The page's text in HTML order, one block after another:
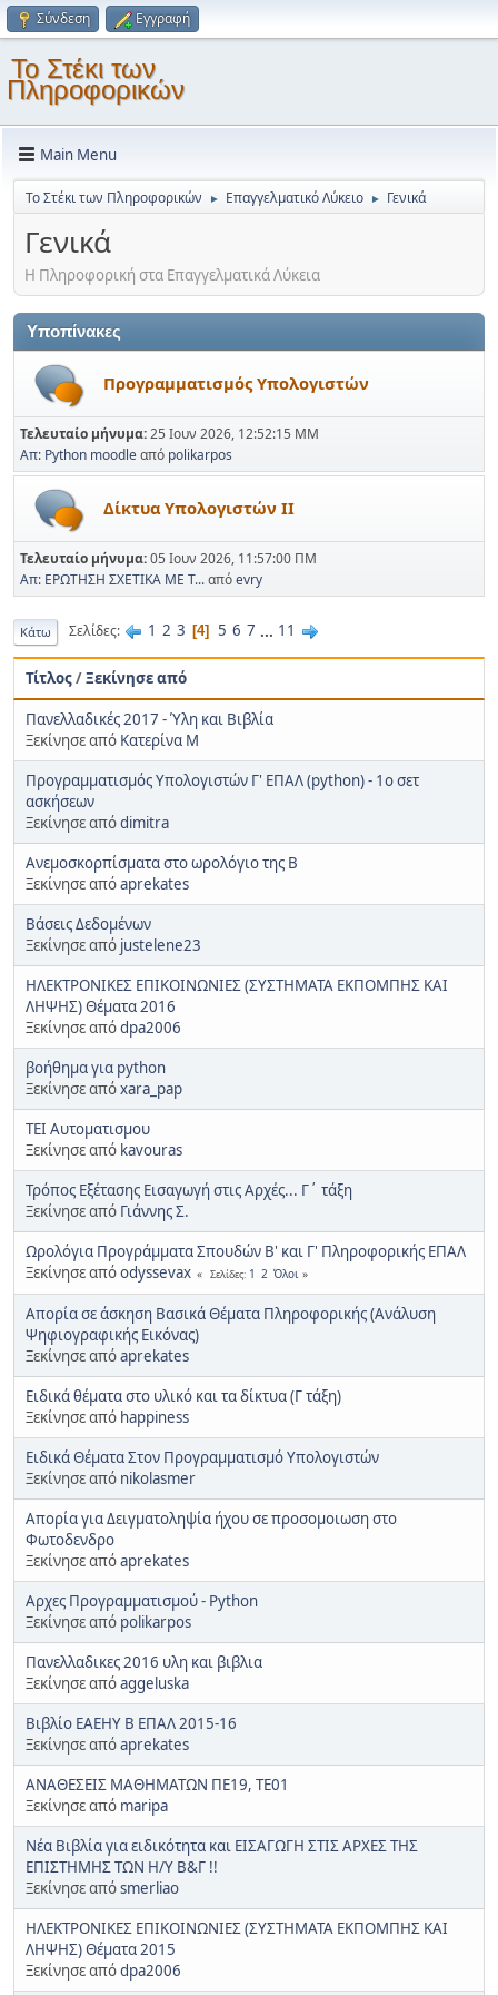
Σύνδεση Εγγραφή
Το Στέκι των
Πληροφορικών
Main Menu
Το Στέκι των Πληροφορικών ► Επαγγελματικό Λύκειο ► Γενικά
Γενικά
Η Πληροφορική στα Επαγγελματικά Λύκεια
Υποπίνακες
Προγραμματισμός Υπολογιστών
Τελευταίο μήνυμα:25 Ιουν 2026, 12:52:15 ΜΜ
Απ: Python moodleαπό polikarpos
Δίκτυα Υπολογιστών ΙΙ
Τελευταίο μήνυμα:05 Ιουν 2026, 11:57:00 ΠΜ
Απ: ΕΡΩΤΗΣΗ ΣΧΕΤΙΚΑ ΜΕ Τ...απόevry
Κάτω Σελίδες 1 2 3 4 5 6 7 ... 11
Τίτλος/Ξεκίνησε από
Πανελλαδικές 2017 - Ύλη και Βιβλία
Ξεκίνησε από Κατερίνα Μ
Προγραμματισμός Υπολογιστών Γ' ΕΠΑΛ (python) - 1o σετ
ασκήσεων
Ξεκίνησε απόdimitra
Ανεμοσκορπίσματα στο ωρολόγιο της Β
Ξεκίνησε απόaprekates
Βάσεις Δεδομένων
Ξεκίνησε από justelene23
ΗΛΕΚΤΡΟΝΙΚΕΣ ΕΠΙΚΟΙΝΩΝΙΕΣ (ΣΥΣΤΗΜΑΤΑ ΕΚΠΟΜΠΗΣ ΚΑΙ
ΛΗΨΗΣ) Θέματα 2016
Ξεκίνησε απόdpa2006
βοήθημα για python
Ξεκίνησε απόxara_pap
ΤΕΙ Αυτοματισμου
Ξεκίνησε από kavouras
Τρόπος Εξέτασης Εισαγωγή στις Αρχές... Γ΄ τάξη
Ξεκίνησε από Γιάννης Σ.
Ωρολόγια Προγράμματα Σπουδών Β' και Γ' Πληροφορικής ΕΠΑΛ
Ξεκίνησε απόodyssevax Σελίδες 1 2 Όλοι
Απορία σε άσκηση Βασικά Θέματα Πληροφορικής (Ανάλυση
Ψηφιογραφικής Εικόνας)
Ξεκίνησε απόaprekates
Ειδικά θέματα στο υλικό και τα δίκτυα (Γ τάξη)
Ξεκίνησε από happiness
Ειδικά Θέματα Στον Προγραμματισμό Υπολογιστών
Ξεκίνησε από nikolasmer
Απορία για Δειγματοληψία ήχου σε προσομοιωση στο
Φωτοδενδρο
Ξεκίνησε απόaprekates
Αρχες Προγραμματισμού - Python
Ξεκίνησε από polikarpos
Πανελλαδικες 2016 υλη και βιβλια
Ξεκίνησε απόaggeluska
Βιβλίο ΕΑΕΗΥ Β ΕΠΑΛ 2015-16
Ξεκίνησε απόaprekates
ΑΝΑΘΕΣΕΙΣ ΜΑΘΗΜΑΤΩΝ ΠΕ19, ΤΕ01
Ξεκίνησε από maripa
Νέα Βιβλία για ειδικότητα και ΕΙΣΑΓΩΓΗ ΣΤΙΣ ΑΡΧΕΣ ΤΗΣ
ΕΠΙΣΤΗΜΗΣ ΤΩΝ Η/Υ Β&Γ !!
Ξεκίνησε απόsmerliao
ΗΛΕΚΤΡΟΝΙΚΕΣ ΕΠΙΚΟΙΝΩΝΙΕΣ (ΣΥΣΤΗΜΑΤΑ ΕΚΠΟΜΠΗΣ ΚΑΙ
ΛΗΨΗΣ) Θέματα 2015
Ξεκίνησε απόdpa2006